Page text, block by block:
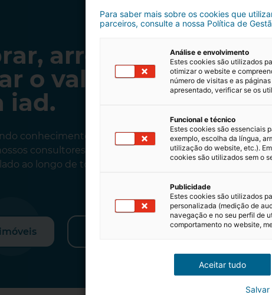
arrendar ou
o valor de um
iad.
conhecimento do mercado
consultores independentes
ao longo de todas as etapas do seu
Para saber mais sobre os cookies que
parceiros, consulte a nossa Política de
Análise e envolvimento
Estes cookies são utilizados
otimizar o website e
número de visitas e as
apresentado, verificar se os
Funcional e técnico
Estes cookies são essenciais
exemplo, escolha da língua,
utilização do website, etc.).
cookies são utilizados sem o
Publicidade
Estes cookies são utilizados
personalizada (medição de
navegação e no seu perfil de
comportamento no website,
Aceitar tudo